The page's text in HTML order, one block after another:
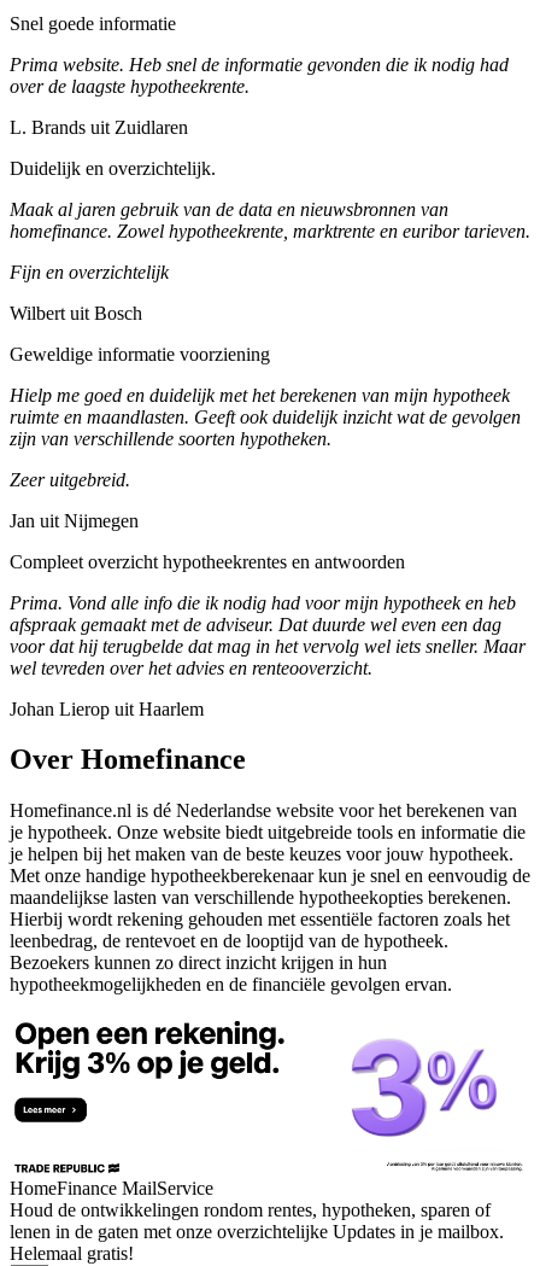
Snel goede informatie
Prima website. Heb snel de informatie gevonden die ik nodig had
over de laagste hypotheekrente.
L. Brands uit Zuidlaren
Duidelijk en overzichtelijk.
Maak al jaren gebruik van de data en nieuwsbronnen van
homefinance. Zowel hypotheekrente, marktrente en euribor tarieven.
Fijn en overzichtelijk
Wilbert uit Bosch
Geweldige informatie voorziening
Hielp me goed en duidelijk met het berekenen van mijn hypotheek
ruimte en maandlasten. Geeft ook duidelijk inzicht wat de gevolgen
zijn van verschillende soorten hypotheken.
Zeer uitgebreid.
Jan uit Nijmegen
Compleet overzicht hypotheekrentes en antwoorden
Prima. Vond alle info die ik nodig had voor mijn hypotheek en heb
afspraak gemaakt met de adviseur. Dat duurde wel even een dag
voor dat hij terugbelde dat mag in het vervolg wel iets sneller. Maar
wel tevreden over het advies en renteooverzicht.
Johan Lierop uit Haarlem
Over Homefinance
Homefinance.nl is dé Nederlandse website voor het berekenen van
je hypotheek. Onze website biedt uitgebreide tools en informatie die
je helpen bij het maken van de beste keuzes voor jouw hypotheek.
Met onze handige hypotheekberekenaar kun je snel en eenvoudig de
maandelijkse lasten van verschillende hypotheekopties berekenen.
Hierbij wordt rekening gehouden met essentiële factoren zoals het
leenbedrag, de rentevoet en de looptijd van de hypotheek.
Bezoekers kunnen zo direct inzicht krijgen in hun
hypotheekmogelijkheden en de financiële gevolgen ervan.
HomeFinance MailService
Houd de ontwikkelingen rondom rentes, hypotheken, sparen of
lenen in de gaten met onze overzichtelijke Updates in je mailbox.
Helemaal gratis!